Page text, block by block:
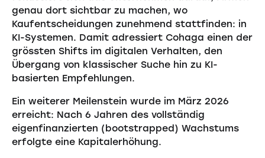
genau dort sichtbar zu machen, wo
Kaufentscheidungen zunehmend stattfinden: in
KI-Systemen. Damit adressiert Cohaga einen der
grössten Shifts im digitalen Verhalten, den
Übergang von klassischer Suche hin zu KI-
basierten Empfehlungen.
Ein weiterer Meilenstein wurde im März 2026
erreicht: Nach 6 Jahren des vollständig
eigenfinanzierten (bootstrapped) Wachstums
erfolgte eine Kapitalerhöhung.